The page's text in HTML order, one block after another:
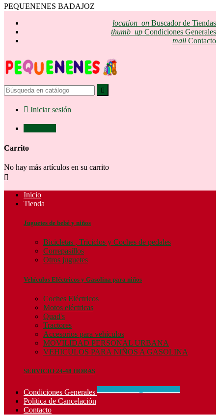
PEQUENENES BADAJOZ
location_on Buscador de Tiendas
thumb_up Condiciones Generales
mail Contacto

 Iniciar sesión
Carrito
No hay más artículos en su carrito

Inicio
Tienda
Juguetes de bebé y niños
Bicicletas , Triciclos y Coches de pedales
Correpasillos
Otros juguetes
Vehículos Eléctricos y Gasolina para niños
Coches Eléctricos
Motos eléctricas
Quad's
Tractores
Accesorios para vehículos
MOVILIDAD PERSONAL URBANA
VEHICULOS PARA NIÑOS A GASOLINA
SERVICIO 24-48 HORAS
Condiciones Generales
Política de Cancelación
Contacto